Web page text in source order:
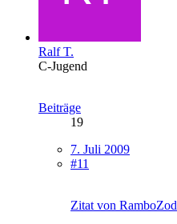
Ralf T.
C-Jugend
Beiträge
19
7. Juli 2009
#11
Zitat von RamboZod